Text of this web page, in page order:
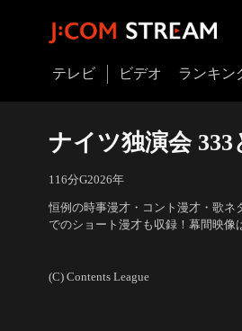
テレビ ビデオ ランキン
ナイツ独演会 333
116分G2026年
恒例の時事漫才・コント漫才・歌ネ
でのショート漫才も収録！幕間映像
(C) Contents League